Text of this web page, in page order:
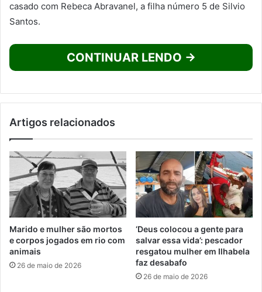
casado com Rebeca Abravanel, a filha número 5 de Silvio
Santos.
CONTINUAR LENDO →
Artigos relacionados
Marido e mulher são mortos
e corpos jogados em rio com
animais
26 de maio de 2026
‘Deus colocou a gente para
salvar essa vida’: pescador
resgatou mulher em Ilhabela
faz desabafo
26 de maio de 2026